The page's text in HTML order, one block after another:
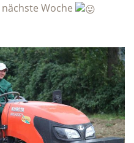
Woche